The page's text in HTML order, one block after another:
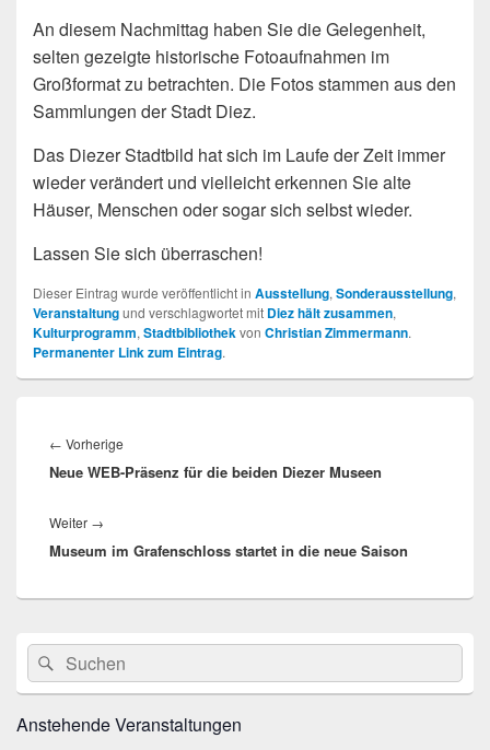
An diesem Nachmittag haben Sie die Gelegenheit,
selten gezeigte historische Fotoaufnahmen im
Großformat zu betrachten. Die Fotos stammen aus den
Sammlungen der Stadt Diez.
Das Diezer Stadtbild hat sich im Laufe der Zeit immer
wieder verändert und vielleicht erkennen Sie alte
Häuser, Menschen oder sogar sich selbst wieder.
Lassen Sie sich überraschen!
Dieser Eintrag wurde veröffentlicht in Ausstellung, Sonderausstellung,
Veranstaltungund verschlagwortet mit Diez hält zusammen,
Kulturprogramm, Stadtbibliothekvon Christian Zimmermann.
Permanenter Link zum Eintrag.
← Vorherige
Beitrag:
Neue WEB-Präsenz für die beiden Diezer Museen
Weiter →
Beitrag:
Museum im Grafenschloss startet in die neue Saison
Primärer
Seitenleisten
Widget-
Bereich
Suche
nach:
Suchen
Anstehende Veranstaltungen